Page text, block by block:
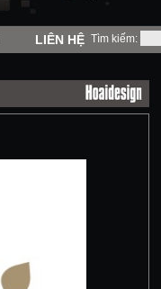
Tìm kiếm:
LIÊN HỆ